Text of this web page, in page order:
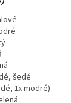
šedé
1x modré)